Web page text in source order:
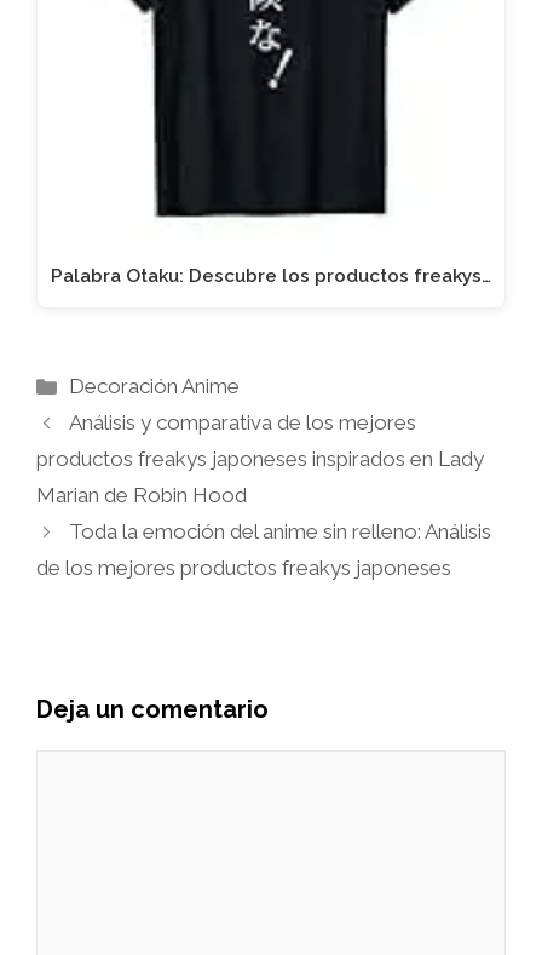
Palabra Otaku: Descubre los productos freakys…
Categorías
Decoración Anime
Análisis y comparativa de los mejores
productos freakys japoneses inspirados en Lady
Marian de Robin Hood
Toda la emoción del anime sin relleno: Análisis
de los mejores productos freakys japoneses
Deja un comentario